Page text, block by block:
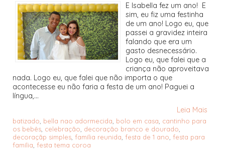
E Isabella fez um ano! E
sim, eu fiz uma festinha
de um ano! Logo eu, que
passei a gravidez inteira
falando que era um
gasto desnecessário.
Logo eu, que falei que a
criança não aproveitava
nada. Logo eu, que falei que não importa o que
acontecesse eu não faria a festa de um ano! Paguei a
língua,...
Leia Mais
batizado bella nao adormecida bolo em casa cantinho para
os bebês celebração decoração branco e dourado
decoraçãp simples família reunida festa de 1 ano festa para
família festa tema coroa